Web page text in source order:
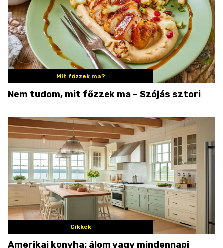
Mit főzzek ma?
Nem tudom, mit főzzek ma – Szójás sztori
Cikkek
Amerikai konyha: álom vagy mindennapi